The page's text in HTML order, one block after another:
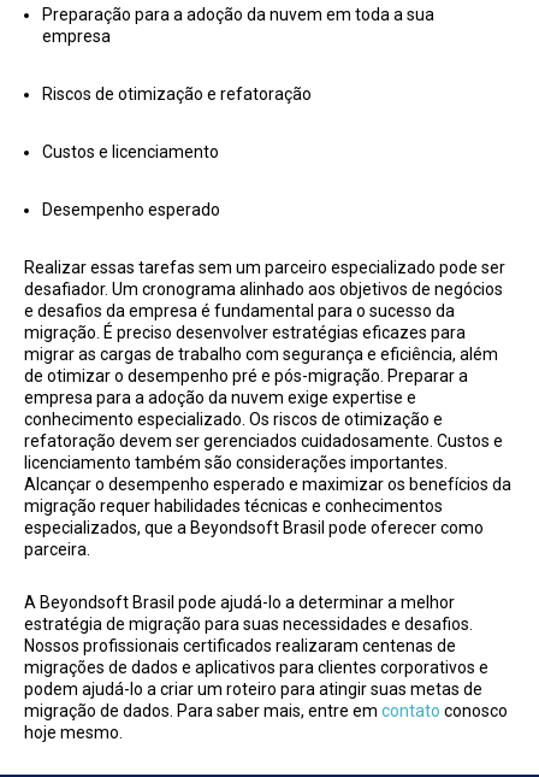
Preparação para a adoção da nuvem em toda a sua
empresa
Riscos de otimização e refatoração
Custos e licenciamento
Desempenho esperado
Realizar essas tarefas sem um parceiro especializado pode ser
desafiador. Um cronograma alinhado aos objetivos de negócios
e desafios da empresa é fundamental para o sucesso da
migração. É preciso desenvolver estratégias eficazes para
migrar as cargas de trabalho com segurança e eficiência, além
de otimizar o desempenho pré e pós-migração. Preparar a
empresa para a adoção da nuvem exige expertise e
conhecimento especializado. Os riscos de otimização e
refatoração devem ser gerenciados cuidadosamente. Custos e
licenciamento também são considerações importantes.
Alcançar o desempenho esperado e maximizar os benefícios da
migração requer habilidades técnicas e conhecimentos
especializados, que a Beyondsoft Brasil pode oferecer como
parceira.
A Beyondsoft Brasil pode ajudá-lo a determinar a melhor
estratégia de migração para suas necessidades e desafios.
Nossos profissionais certificados realizaram centenas de
migrações de dados e aplicativos para clientes corporativos e
podem ajudá-lo a criar um roteiro para atingir suas metas de
migração de dados. Para saber mais, entre em contato conosco
hoje mesmo.